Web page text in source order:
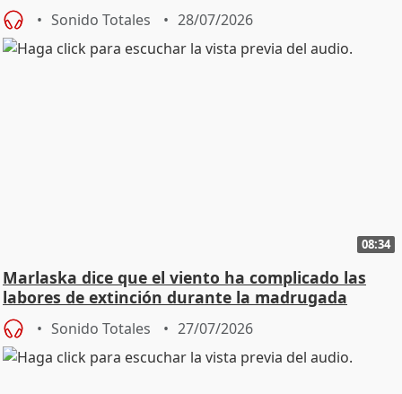
Sonido Totales 28/07/2026
08:34
Marlaska dice que el viento ha complicado las
labores de extinción durante la madrugada
Sonido Totales 27/07/2026